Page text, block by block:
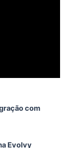
com
Evolvy